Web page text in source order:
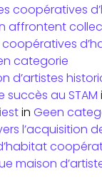
coopératives
affrontent
categorie
succès au STAM
in Geen
l’acquisition
maison